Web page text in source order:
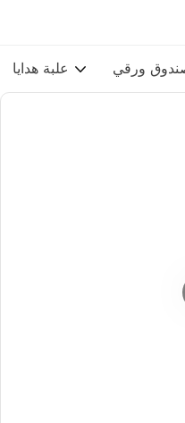
علبة هدايا ورقي